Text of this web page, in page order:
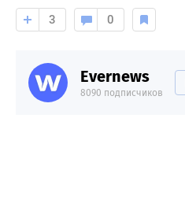
3 0
Evernews
8090 подписчиков